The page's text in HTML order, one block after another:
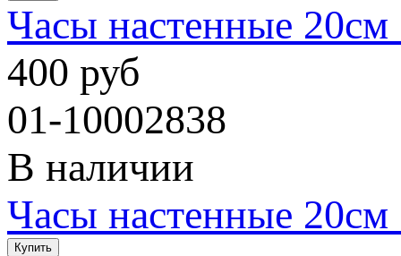
Часы настенные 20см
400 руб
01-10002838
В наличии
Часы настенные 20см